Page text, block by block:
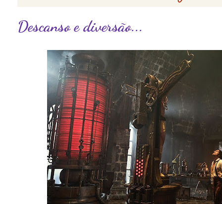
Descanso e diversão...